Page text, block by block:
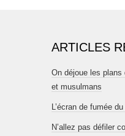
ARTICLES
On déjoue les
et musulmans
L’écran de fumée
N’allez pas défiler